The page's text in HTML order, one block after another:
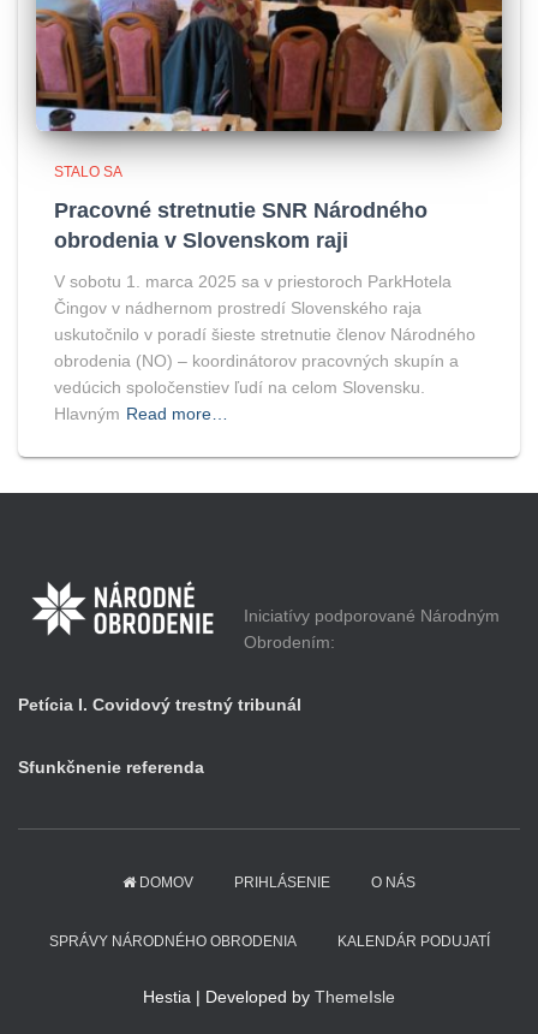
STALO SA
Pracovné stretnutie SNR Národného
obrodenia v Slovenskom raji
V sobotu 1. marca 2025 sa v priestoroch ParkHotela
Čingov v nádhernom prostredí Slovenského raja
uskutočnilo v poradí šieste stretnutie členov Národného
obrodenia (NO) – koordinátorov pracovných skupín a
vedúcich spoločenstiev ľudí na celom Slovensku.
Hlavným Read more…
Iniciatívy podporované Národným
Obrodením:
Petícia I. Covidový trestný tribunál
Sfunkčnenie referenda
DOMOV PRIHLÁSENIE O NÁS
SPRÁVY NÁRODNÉHO OBRODENIA KALENDÁR PODUJATÍ
Hestia | Developed by ThemeIsle